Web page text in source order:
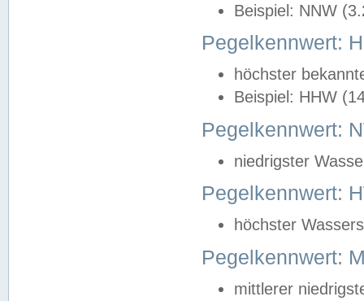
Beispiel: NNW
Pegelkennwert:
höchster
Beispiel: HHW
Pegelkennwert:
niedrigster
Pegelkennwert:
höchster
Pegelkennwert:
mittlerer